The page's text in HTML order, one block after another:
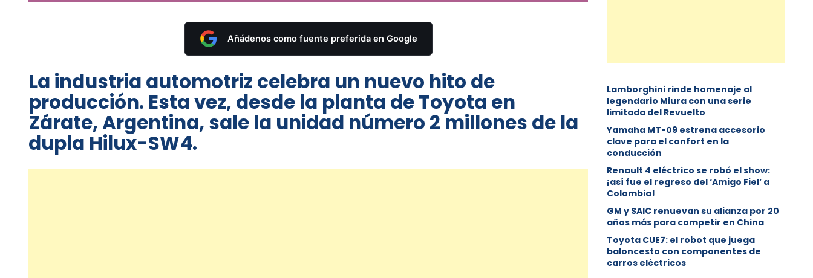
Añádenos como fuente preferida en Google
La industria automotriz celebra un nuevo hito de
producción. Esta vez, desde la planta de Toyota en
Zárate, Argentina, sale la unidad número 2 millones de la
dupla Hilux-SW4.
Lamborghini rinde homenaje al
legendario Miura con una serie
limitada del Revuelto
Yamaha MT-09 estrena accesorio
clave para el confort en la
conducción
Renault 4 eléctrico se robó el show:
¡así fue el regreso del ‘Amigo Fiel’ a
Colombia!
GM y SAIC renuevan su alianza por 20
años más para competir en China
Toyota CUE7: el robot que juega
baloncesto con componentes de
carros eléctricos